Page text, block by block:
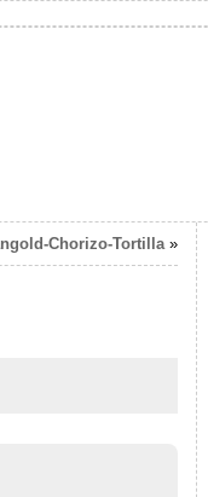
Chorizo-Tortilla»